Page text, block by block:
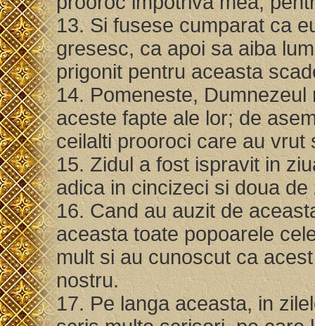
13. Si fusese cumparat ca
gresesc, ca apoi sa aiba
prigonit pentru aceasta
14. Pomeneste,
aceste fapte ale lor; de
ceilalti prooroci care au
15. Zidul a fost ispravit in
adica in cincizeci si doua
16. Cand au auzit de
aceasta toate popoarele
mult si au cunoscut ca
nostru.
17. Pe langa aceasta, in